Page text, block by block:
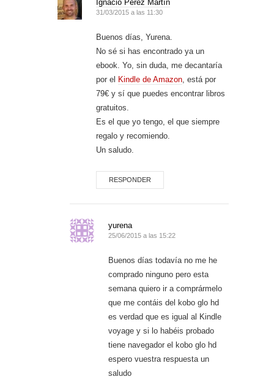
Ignacio Pérez Martín
31/03/2015 a las 11:30
Buenos días, Yurena.
No sé si has encontrado ya un
ebook. Yo, sin duda, me decantaría
por el Kindle de Amazon , está por
79€ y sí que puedes encontrar libros
gratuitos.
Es el que yo tengo, el que siempre
regalo y recomiendo.
Un saludo.
RESPONDER
yurena
25/06/2015 a las 15:22
Buenos días todavía no me he
comprado ninguno pero esta
semana quiero ir a comprármelo
que me contáis del kobo glo hd
es verdad que es igual al Kindle
voyage y si lo habéis probado
tiene navegador el kobo glo hd
espero vuestra respuesta un
saludo